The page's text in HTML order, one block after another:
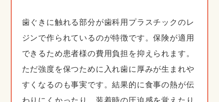
歯ぐきに触れる部分が歯科用プラスチックのレ
ジンで作られているのが特徴です。保険が適用
できるため患者様の費用負担を抑えられます。
ただ強度を保つために入れ歯に厚みが生まれや
すくなるのも事実です。結果的に食事の熱が伝